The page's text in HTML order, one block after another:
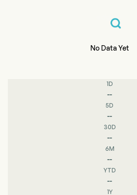
No Data Yet
1D
--
5D
--
30D
--
6M
--
YTD
--
1Y